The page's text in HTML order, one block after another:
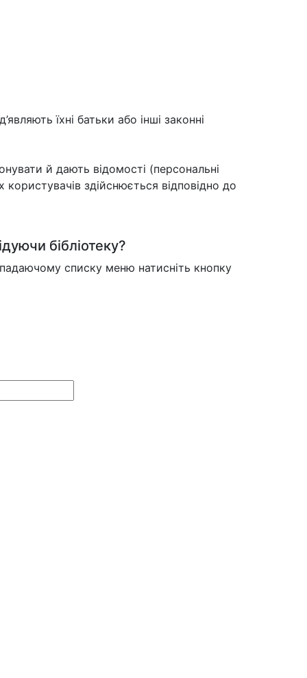
їхні батьки або інші законні
й дають відомості (персональні
здійснюється відповідно до
бібліотеку?
списку меню натисніть кнопку